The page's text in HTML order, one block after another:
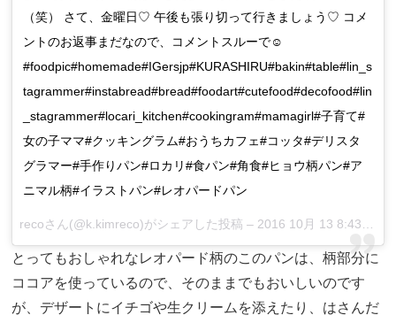
（笑） さて、金曜日♡ 午後も張り切って行きましょう♡ コメ
ントのお返事まだなので、コメントスルーで☺︎
#foodpic#homemade#IGersjp#KURASHIRU#bakin#table#lin_s
tagrammer#instabread#bread#foodart#cutefood#decofood#lin
_stagrammer#locari_kitchen#cookingram#mamagirl#子育て#
女の子ママ#クッキングラム#おうちカフェ#コッタ#デリスタ
グラマー#手作りパン#ロカリ#食パン#角食#ヒョウ柄パン#ア
ニマル柄#イラストパン#レオパードパン
recoさん(@k.kimreco)がシェアした投稿 – 2016 10月 13 8:43午後 PDT
とってもおしゃれなレオパード柄のこのパンは、柄部分に
ココアを使っているので、そのままでもおいしいのです
が、デザートにイチゴや生クリームを添えたり、はさんだ